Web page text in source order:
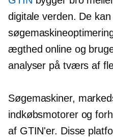
digitale verden. De
ægthed online og
analyser på tværs af
Søgemaskiner,
indkøbsmotorer og
af GTIN'er. Disse